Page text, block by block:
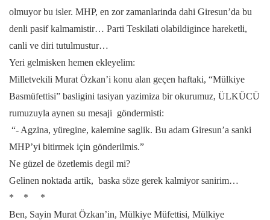
olmuyor bu isler. MHP, en zor zamanlarinda dahi Giresun’da bu
denli pasif kalmamistir… Parti Teskilati olabildigince hareketli,
canli ve diri tutulmustur…
Yeri gelmisken hemen ekleyelim:
Milletvekili Murat Özkan’i konu alan geçen haftaki, “Mülkiye
Basmüfettisi” basligini tasiyan yazimiza bir okurumuz, ÜLKÜCÜ
rumuzuyla aynen su mesaji göndermisti:
“- Agzina, yüregine, kalemine saglik. Bu adam Giresun’a sanki
MHP’yi bitirmek için gönderilmis.”
Ne güzel de özetlemis degil mi?
Gelinen noktada artik, baska söze gerek kalmiyor sanirim…
* * *
Ben, Sayin Murat Özkan’in, Mülkiye Müfettisi, Mülkiye